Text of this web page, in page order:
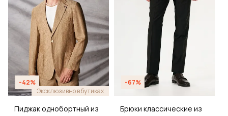
-42%
Эксклюзивно в бутиках
Пиджак однобортный из
-67%
Брюки классические из